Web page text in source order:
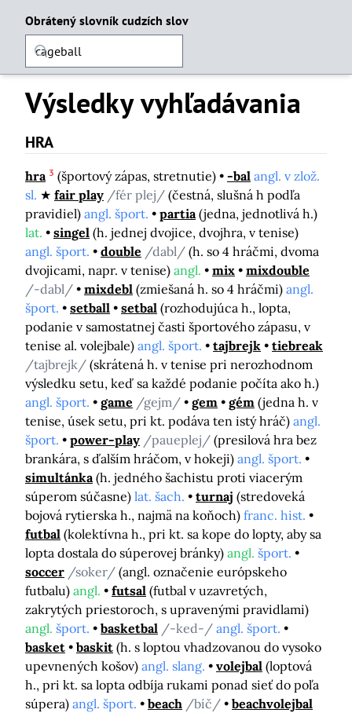
Obrátený slovník cudzích slov
Výsledky vyhľadávania
HRA
hra 3 (športový zápas, stretnutie) -bal angl. v zlož.
sl.
fair play /fér plej/ (čestná, slušná h podľa
pravidiel) angl. šport. partia (jedna, jednotlivá h.)
lat.
singel (h. jednej dvojice, dvojhra, v tenise)
angl. šport.
double /dabl/ (h. so 4 hráčmi, dvoma
dvojicami, napr. v tenise) angl. mix
mixdouble
/-dabl/
mixdebl (zmiešaná h. so 4 hráčmi) angl.
šport.
setball setbal (rozhodujúca h., lopta,
podanie v samostatnej časti športového zápasu, v
tenise al. volejbale) angl. šport. tajbrejk
tiebreak
/tajbrejk/ (skrátená h. v tenise pri nerozhodnom
výsledku setu, keď sa každé podanie počíta ako h.)
angl. šport.
game /gejm/ gem gém (jedna h. v
tenise, úsek setu, pri kt. podáva ten istý hráč) angl.
šport.
power-play /paueplej/ (presilová hra bez
brankára, s ďalším hráčom, v hokeji) angl. šport.
simultánka (h. jedného šachistu proti viacerým
súperom súčasne) lat. šach. turnaj (stredoveká
bojová rytierska h., najmä na koňoch) franc. hist.
futbal (kolektívna h., pri kt. sa kope do lopty, aby sa
lopta dostala do súperovej bránky) angl. šport.
soccer /soker/ (angl. označenie európskeho
futbalu) angl. futsal (futbal v uzavretých,
zakrytých priestoroch, s upravenými pravidlami)
angl. šport. basketbal /-ked-/ angl. šport.
basket
baskit (h. s loptou vhadzovanou do vysoko
upevnených košov) angl. slang. volejbal (loptová
h., pri kt. sa lopta odbíja rukami ponad sieť do poľa
súpera) angl. šport. beach /bíč/
beachvolejbal